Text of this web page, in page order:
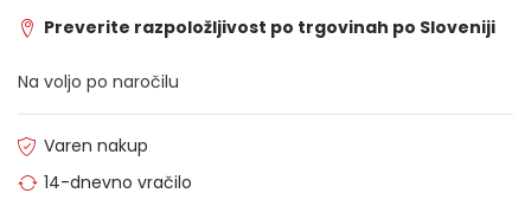
Preverite razpoložljivost po trgovinah po Sloveniji
Na voljo po naročilu
Varen nakup
14-dnevno vračilo